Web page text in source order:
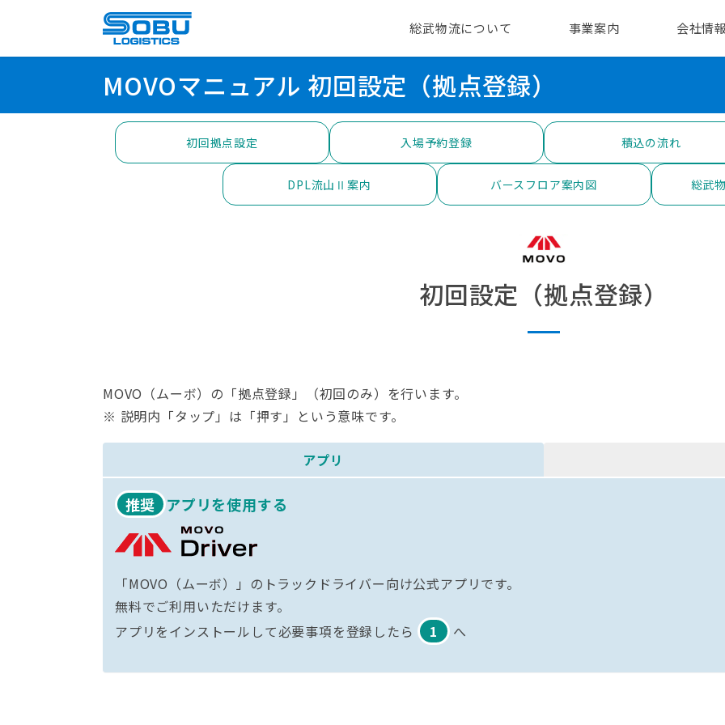
総武物流について 事業案内 会社情
MOVOマニュアル 初回設定（拠点登録）
初回拠点設定 入場予約登録 積込の流れ
DPL流山Ⅱ案内 バースフロア案内図 総武
初回設定（拠点登録）
MOVO（ムーボ）の「拠点登録」（初回のみ）を行います。
※ 説明内「タップ」は「押す」という意味です。
アプリ
推奨 アプリを使用する
「MOVO（ムーボ）」のトラックドライバー向け公式アプリです。
無料でご利用いただけます。
アプリをインストールして必要事項を登録したら
1 へ